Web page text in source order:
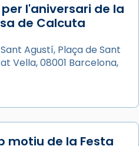
l'aniversari de la
de Calcuta
Agustí, Plaça de Sant
Vella, 08001 Barcelona,
motiu de la Festa